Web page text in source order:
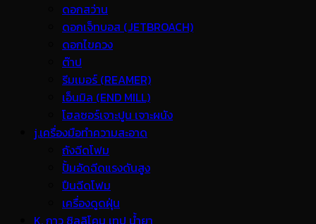
ดอกสว่าน
ดอกเจ็ทบอส (JETBROACH)
ดอกไขควง
ต๊าป
รีมเมอร์ (REAMER)
เอ็นมิล (END MILL)
โฮลซอร์เจาะปูน เจาะผนัง
j.เครื่องมือทำความสะอาด
ถังฉีดโฟม
ปั้มอัดฉีดแรงดันสูง
ปืนฉีดโฟม
เครื่องดูดฝุ่น
K. กาว ซิลลิโคน เทป น้ำยา